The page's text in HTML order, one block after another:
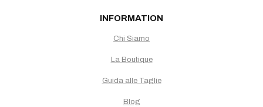
INFORMATION
Chi Siamo
La Boutique
Guida alle Taglie
Blog